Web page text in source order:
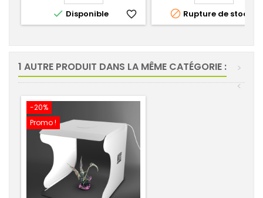
 Disponible favorite_border  Rupture de stock
1 AUTRE PRODUIT DANS LA MÊME CATÉGORIE :
>
<
-20%
Promo !